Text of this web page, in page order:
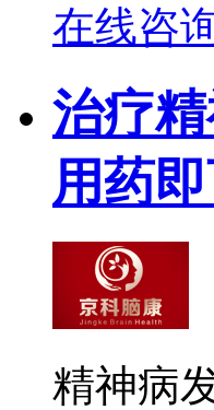
在线咨
治疗
用药
精神病